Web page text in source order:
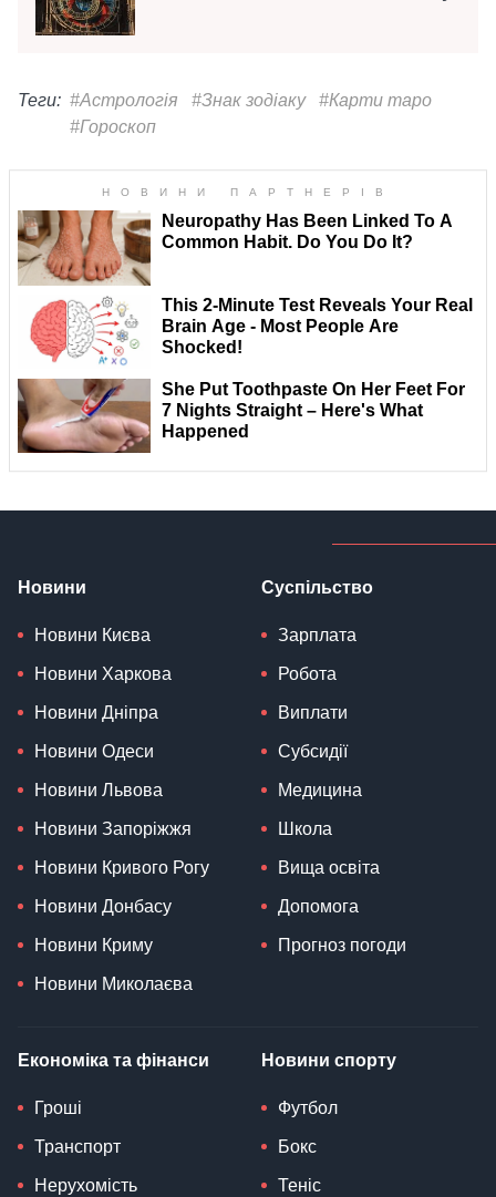
Теги: #Астрологія #Знак зодіаку
#Карти таро
#Гороскоп
Новини
Новини Києва
Новини Харкова
Новини Дніпра
Новини Одеси
Новини Львова
Новини Запоріжжя
Новини Кривого Рогу
Новини Донбасу
Новини Криму
Новини Миколаєва
Суспільство
Зарплата
Робота
Виплати
Субсидії
Медицина
Школа
Вища освіта
Допомога
Прогноз погоди
Економіка та фінанси
Гроші
Транспорт
Нерухомість
Новини спорту
Футбол
Бокс
Теніс